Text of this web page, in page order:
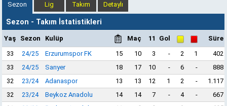
Sezon Lig Takım Detaylı
Sezon - Takım İstatistikleri
Yaş Sezon Kulüp Maç 11 Gol
Süre
33
24/25 Erzurumspor FK 15 10 3 - 2 1
402
33
24/25 Sarıyer 18 17 10 - 6 -
888
32
23/24 Adanaspor 13 13 12 1 2 -
1.117
32
23/24 Beykoz Anadolu 14 14 7 - 4 -
667